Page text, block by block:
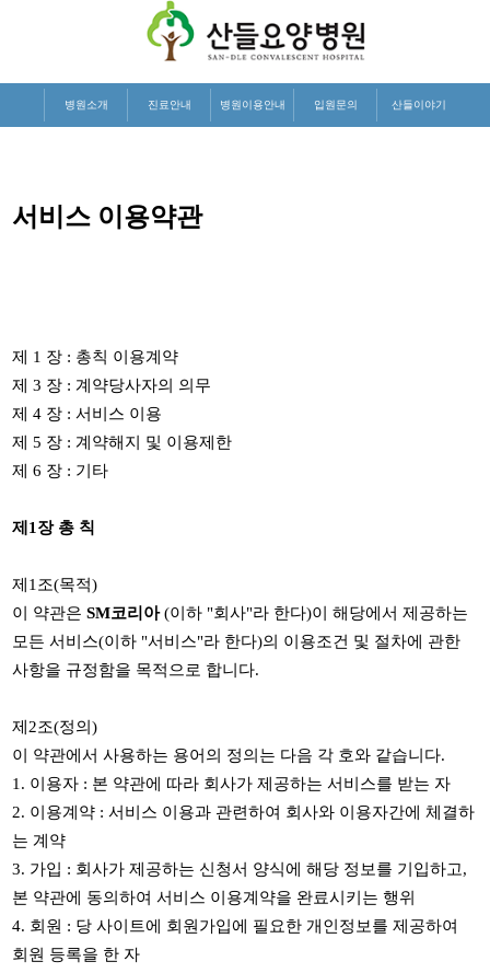
병원소개 진료안내 병원이용안내 입원문의 산들이야기
서비스 이용약관
제 1 장 : 총칙 이용계약
제3 장 : 계약당사자의 의무
제4 장 :서비스 이용
제5 장 : 계약해지 및 이용제한
제6 장 : 기타
제 1 장 총 칙
제 1 조(목적)
이 약관은 SM코리아(이하 "회사"라 한다)이 해당에서 제공하는
모든 서비스(이하 "서비스"라 한다)의 이용조건 및 절차에 관한
사항을 규정함을 목적으로 합니다.
제 2조(정의)
이 약관에서 사용하는 용어의 정의는 다음 각 호와 같습니다.
1. 이용자 : 본 약관에 따라 회사가 제공하는 서비스를 받는 자
2. 이용계약 :서비스 이용과 관련하여 회사와 이용자간에 체결하
는 계약
3. 가입 : 회사가 제공하는 신청서 양식에 해당 정보를 기입하고,
본 약관에 동의하여 서비스 이용계약을 완료시키는 행위
4. 회원 : 당 사이트에 회원가입에 필요한 개인정보를 제공하여
회원 등록을 한 자